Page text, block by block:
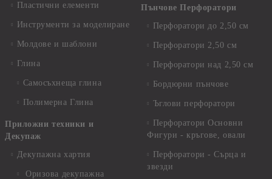
Пластични елементи
Инструменти за моделиране
Молдове и шаблони
Глина
Самосъхнеща глина
Полимерна Глина
Приложни техники и
Декупаж
Декупажна хартия
Оризова декупажна
Пънчове Перфоратори
Перфоратори до 2,50 см
Перфоратори 2,50 см
Перфоратори над 2,50 см
Бордюрни пънчове
Ъглови перфоратори
Перфоратори Основни
Фигури - кръгове, овали
Перфоратори - Сърца и
звезди